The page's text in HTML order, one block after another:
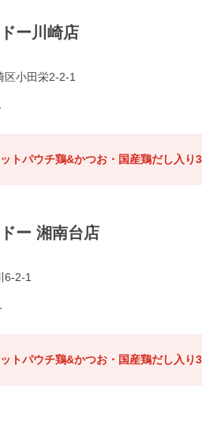
ー川崎店
区小田栄2-2-1
トパウチ鶏&かつお・国産鶏だし入り
ー 湘南台店
6-2-1
トパウチ鶏&かつお・国産鶏だし入り